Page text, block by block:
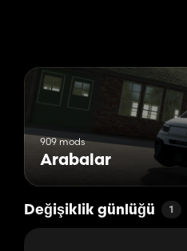
909 mods
Arabalar
Değişiklik günlüğü 1